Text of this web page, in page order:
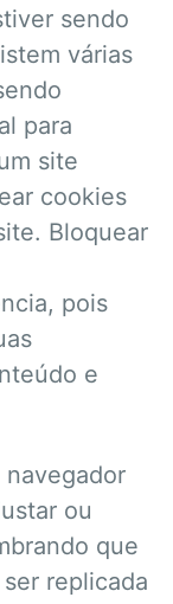
sendo
várias
para
site
cookies
Bloquear
pois
e
ou
que
replicada